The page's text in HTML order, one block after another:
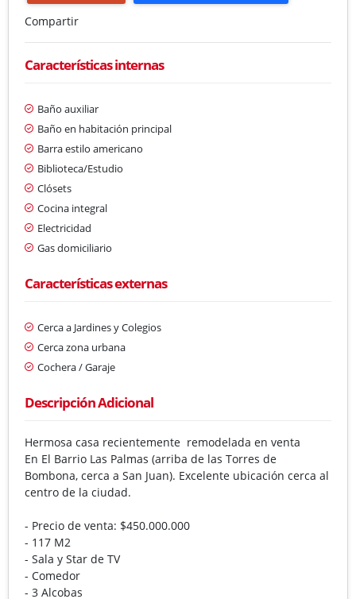
Compartir
Características internas
Baño auxiliar
Baño en habitación principal
Barra estilo americano
Biblioteca/Estudio
Clósets
Cocina integral
Electricidad
Gas domiciliario
Características externas
Cerca a Jardines y Colegios
Cerca zona urbana
Cochera / Garaje
Descripción Adicional
Hermosa casa recientemente remodelada en venta
En El Barrio Las Palmas (arriba de las Torres de
Bombona, cerca a San Juan). Excelente ubicación cerca al
centro de la ciudad.
- Precio de venta: $450.000.000
- 117 M2
- ⁠Sala y Star de TV
- ⁠Comedor
- 3 Alcobas